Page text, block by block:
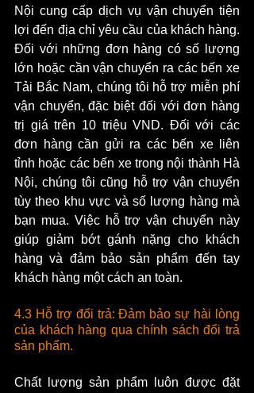
Nội cung cấp dịch vụ vận chuyển tiện
lợi đến địa chỉ yêu cầu của khách hàng.
Đối với những đơn hàng có số lượng
lớn hoặc cần vận chuyển ra các bến xe
Tải Bắc Nam, chúng tôi hỗ trợ miễn phí
vận chuyển, đặc biệt đối với đơn hàng
trị giá trên 10 triệu VND. Đối với các
đơn hàng cần gửi ra các bến xe liên
tỉnh hoặc các bến xe trong nội thành Hà
Nội, chúng tôi cũng hỗ trợ vận chuyển
tùy theo khu vực và số lượng hàng mà
bạn mua. Việc hỗ trợ vận chuyển này
giúp giảm bớt gánh nặng cho khách
hàng và đảm bảo sản phẩm đến tay
khách hàng một cách an toàn.
4.3 Hỗ trợ đổi trả: Đảm bảo sự hài lòng
của khách hàng qua chính sách đổi trả
sản phẩm.
Chất lượng sản phẩm luôn được đặt